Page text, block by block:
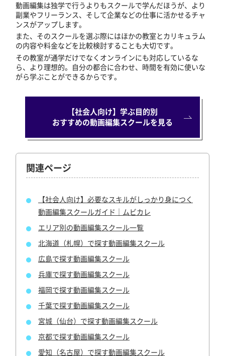
動画編集は独学で行うよりもスクールで学んだほうが、より
副業やフリーランス、そして企業などの仕事に活かせるチャ
ンスがアップします。
また、そのスクールを選ぶ際にはほかの教室とカリキュラム
の内容や料金などを比較検討することも大切です。
その教室が通学だけでなくオンラインにも対応しているな
ら、より理想的。自分の都合に合わせ、時間を有効に使いな
がら学ぶことができるからです。
【社会人向け】学ぶ目的別
おすすめの動画編集スクールを見る
関連ページ
【社会人向け】必要なスキルがしっかり身につく
動画編集スクールガイド｜ムビカレ
エリア別の動画編集スクール一覧
北海道（札幌）で探す動画編集スクール
広島で探す動画編集スクール
兵庫で探す動画編集スクール
福岡で探す動画編集スクール
千葉で探す動画編集スクール
宮城（仙台）で探す動画編集スクール
京都で探す動画編集スクール
愛知（名古屋）で探す動画編集スクール